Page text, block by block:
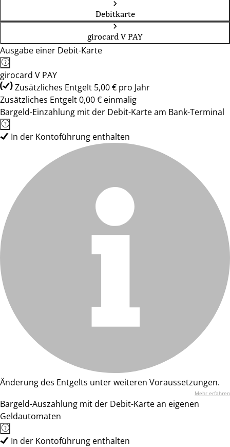
Debitkarte
girocard V PAY
Ausgabe einer Debit-Karte
girocard V PAY
Zusätzliches Entgelt 5,00 € pro Jahr
Zusätzliches Entgelt 0,00 € einmalig
Bargeld-Einzahlung mit der Debit-Karte am Bank-Terminal
In der Kontoführung enthalten
Änderung des Entgelts unter weiteren Voraussetzungen.
Mehr erfahren
Bargeld-Auszahlung mit der Debit-Karte an eigenen
Geldautomaten
In der Kontoführung enthalten